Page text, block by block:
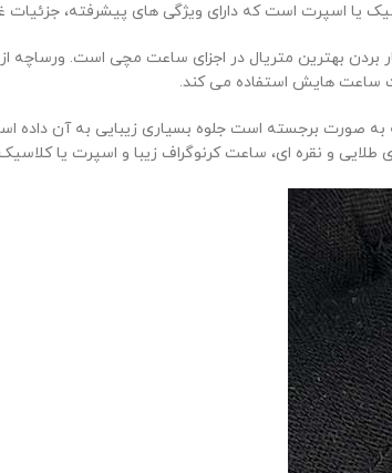
یا اسپرت است که دارای ویژگی های پیشرفته،
بردن بهترین متریال در اجزای ساعت مچی است.
ساعت هایش استفاده می کند.
به صورت برجسته است جلوه بسیاری زیبایی به آن
و نقره ای، ساعت کرنوگراف زیبا و اسپرت یا